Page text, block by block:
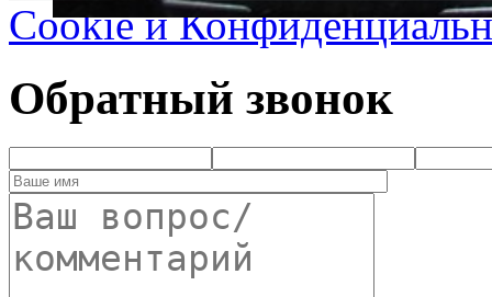
Cookie и
Обратный звонок